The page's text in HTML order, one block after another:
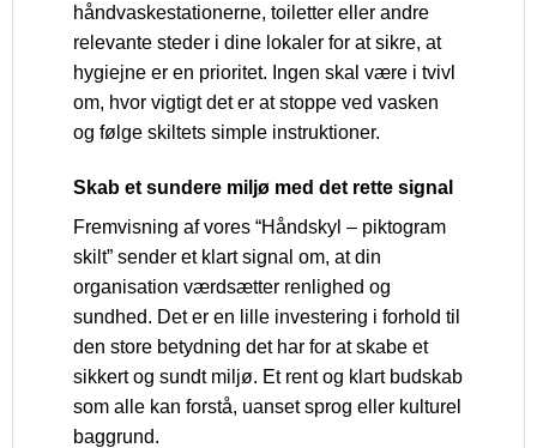
håndvaskestationerne, toiletter eller andre
relevante steder i dine lokaler for at sikre, at
hygiejne er en prioritet. Ingen skal være i tvivl
om, hvor vigtigt det er at stoppe ved vasken
og følge skiltets simple instruktioner.
Skab et sundere miljø med det rette signal
Fremvisning af vores “Håndskyl – piktogram
skilt” sender et klart signal om, at din
organisation værdsætter renlighed og
sundhed. Det er en lille investering i forhold til
den store betydning det har for at skabe et
sikkert og sundt miljø. Et rent og klart budskab
som alle kan forstå, uanset sprog eller kulturel
baggrund.